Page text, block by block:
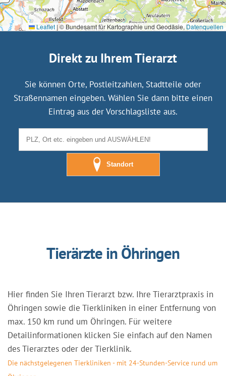
Leaflet |© Bundesamt für Kartographie und Geodäsie,Datenquellen
Direkt zu Ihrem Tierarzt
Sie können Orte, Postleitzahlen, Stadtteile oder
Straßennamen eingeben. Wählen Sie dann bitte einen
Eintrag aus der Vorschlagsliste aus.
Standort
Tierärzte in Öhringen
Hier finden Sie Ihren Tierarzt bzw. Ihre Tierarztpraxis in
Öhringen sowie die Tierkliniken in einer Entfernung von
max. 150 km rund um Öhringen. Für weitere
Detailinformationen klicken Sie einfach auf den Namen
des Tierarztes oder der Tierklinik.
Die nächstgelegenen Tierkliniken - mit 24-Stunden-Service rund um